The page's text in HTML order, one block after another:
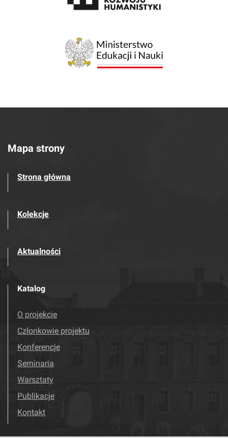
Mapa strony
Strona główna
Kolekcje
Aktualności
Katalog
O projekcie
Członkowie projektu
Konferencje
Seminaria
Warsztaty
Publikacje
Kontakt